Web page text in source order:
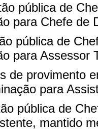
pública de
para Chefe de
pública de
para
de provimento
para
pública de
mantido